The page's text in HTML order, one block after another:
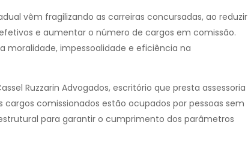
vêm fragilizando as carreiras concursadas, ao reduzir
e aumentar o número de cargos em comissão.
moralidade, impessoalidade e eficiência na
Ruzzarin Advogados, escritório que presta assessoria
comissionados estão ocupados por pessoas sem
para garantir o cumprimento dos parâmetros